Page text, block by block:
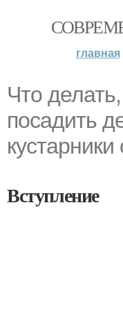
главная
Что
посадить
Вступление